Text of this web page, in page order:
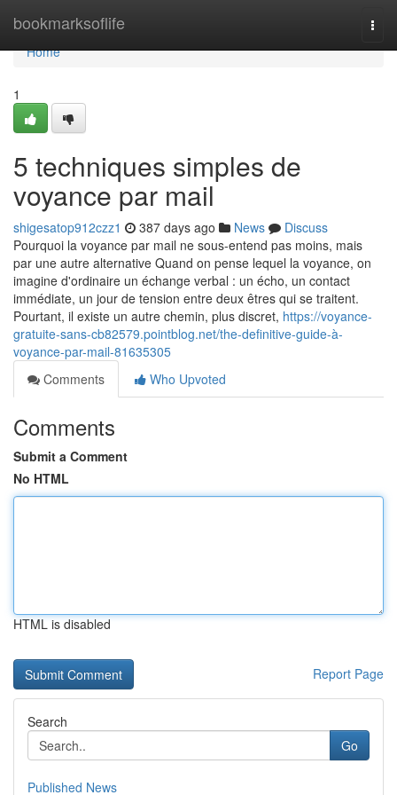
bookmarksoflife
Home
Home
1
5 techniques simples de
voyance par mail
shigesatop912czz1 387 days ago News
Discuss
Pourquoi la voyance par mail ne sous-entend pas moins, mais
par une autre alternative Quand on pense lequel la voyance, on
imagine d'ordinaire un échange verbal : un écho, un contact
immédiate, un jour de tension entre deux êtres qui se traitent.
Pourtant, il existe un autre chemin, plus discret, https://voyance-
gratuite-sans-cb82579.pointblog.net/the-definitive-guide-à-
voyance-par-mail-81635305
Comments
Who Upvoted
Comments
Submit a Comment
No HTML
HTML is disabled
Report Page
Search
Go
Published News